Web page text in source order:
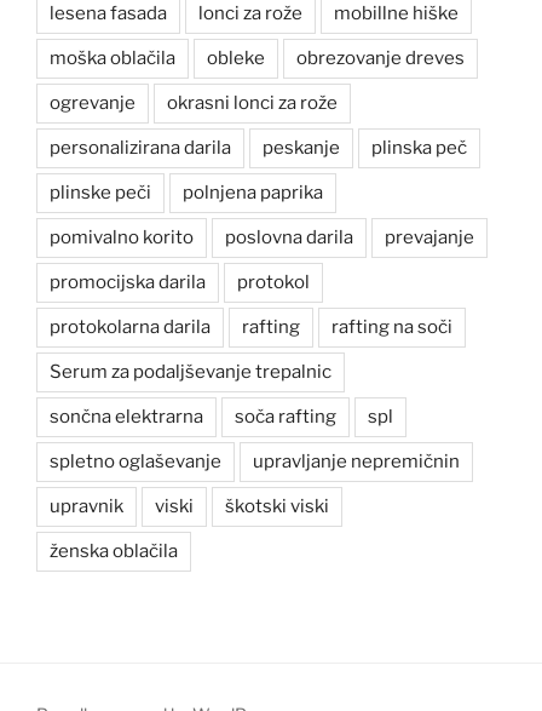
lesena fasada lonci za rože mobillne hiške
moška oblačila obleke obrezovanje dreves
ogrevanje okrasni lonci za rože
personalizirana darila peskanje plinska peč
plinske peči polnjena paprika
pomivalno korito poslovna darila prevajanje
promocijska darila protokol
protokolarna darila rafting rafting na soči
Serum za podaljševanje trepalnic
sončna elektrarna soča rafting spl
spletno oglaševanje upravljanje nepremičnin
upravnik viski škotski viski
ženska oblačila